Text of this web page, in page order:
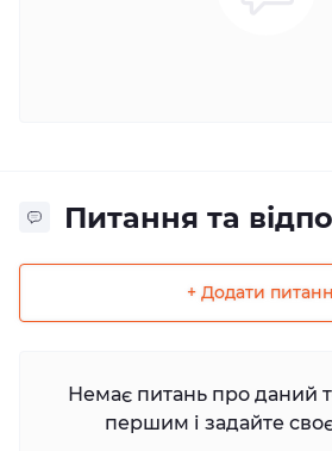
Питання та
+ Додати
Немає питань про даний
першим і задайте